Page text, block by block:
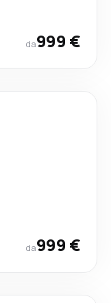
da999 €
da999 €